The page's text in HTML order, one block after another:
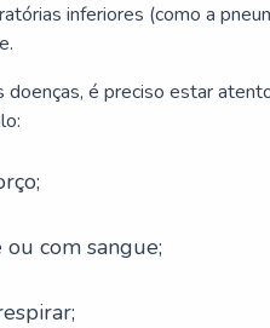
inferiores (como a
é preciso estar
com sangue;